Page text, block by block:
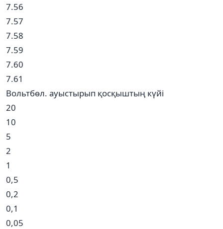
7.56
7.57
7.58
7.59
7.60
7.61
Вольтбөл. ауыстырып қосқыштың күйі
20
10
5
2
1
0,5
0,2
0,1
0,05